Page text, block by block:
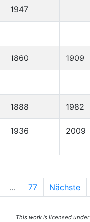
1947
1860 1909
1888 1982
1936 2009
… 77 Nächste
This work is licensed under